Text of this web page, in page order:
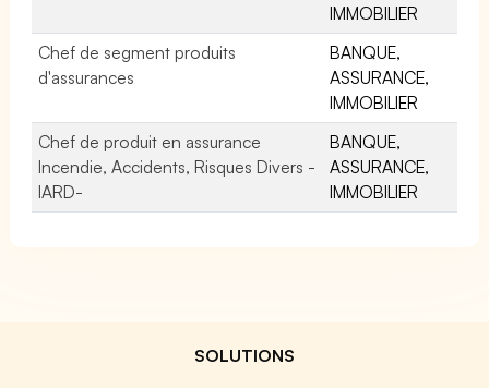
IMMOBILIER
Chef de segment produits
d'assurances
BANQUE,
ASSURANCE,
IMMOBILIER
Chef de produit en assurance
Incendie, Accidents, Risques Divers -
IARD-
BANQUE,
ASSURANCE,
IMMOBILIER
SOLUTIONS